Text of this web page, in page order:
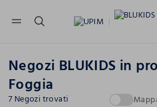
NAVIGATION.ARIA.GOTOMAINCONTENT
Negozi BLUKIDS in
Foggia
7 Negozi trovati